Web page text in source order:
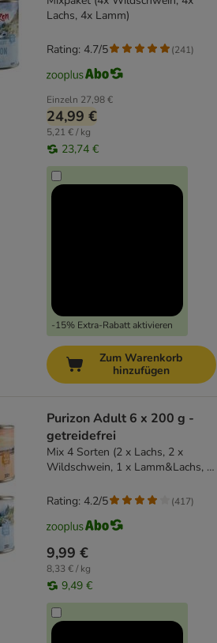
Lachs, 4x Lamm)
Einzeln 27,98 €
24,99 €
5,21 € / kg
23,74 €
-15% Extra-Rabatt aktivieren
Rating: 4.7/5 (241)
Zum Warenkorb
hinzufügen
Purizon Adult 6 x 200 g -
getreidefrei
Mix 4 Sorten (2 x Lachs, 2 x
Wildschwein, 1 x Lamm&Lachs, 1
9,99 €
8,33 € / kg
9,49 €
Rating: 4.2/5 (417)